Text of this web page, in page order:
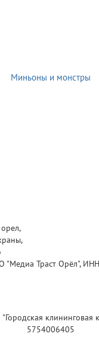
Миньоны и монстры
"Медиа Траст Орёл",
клининговая
5754006405